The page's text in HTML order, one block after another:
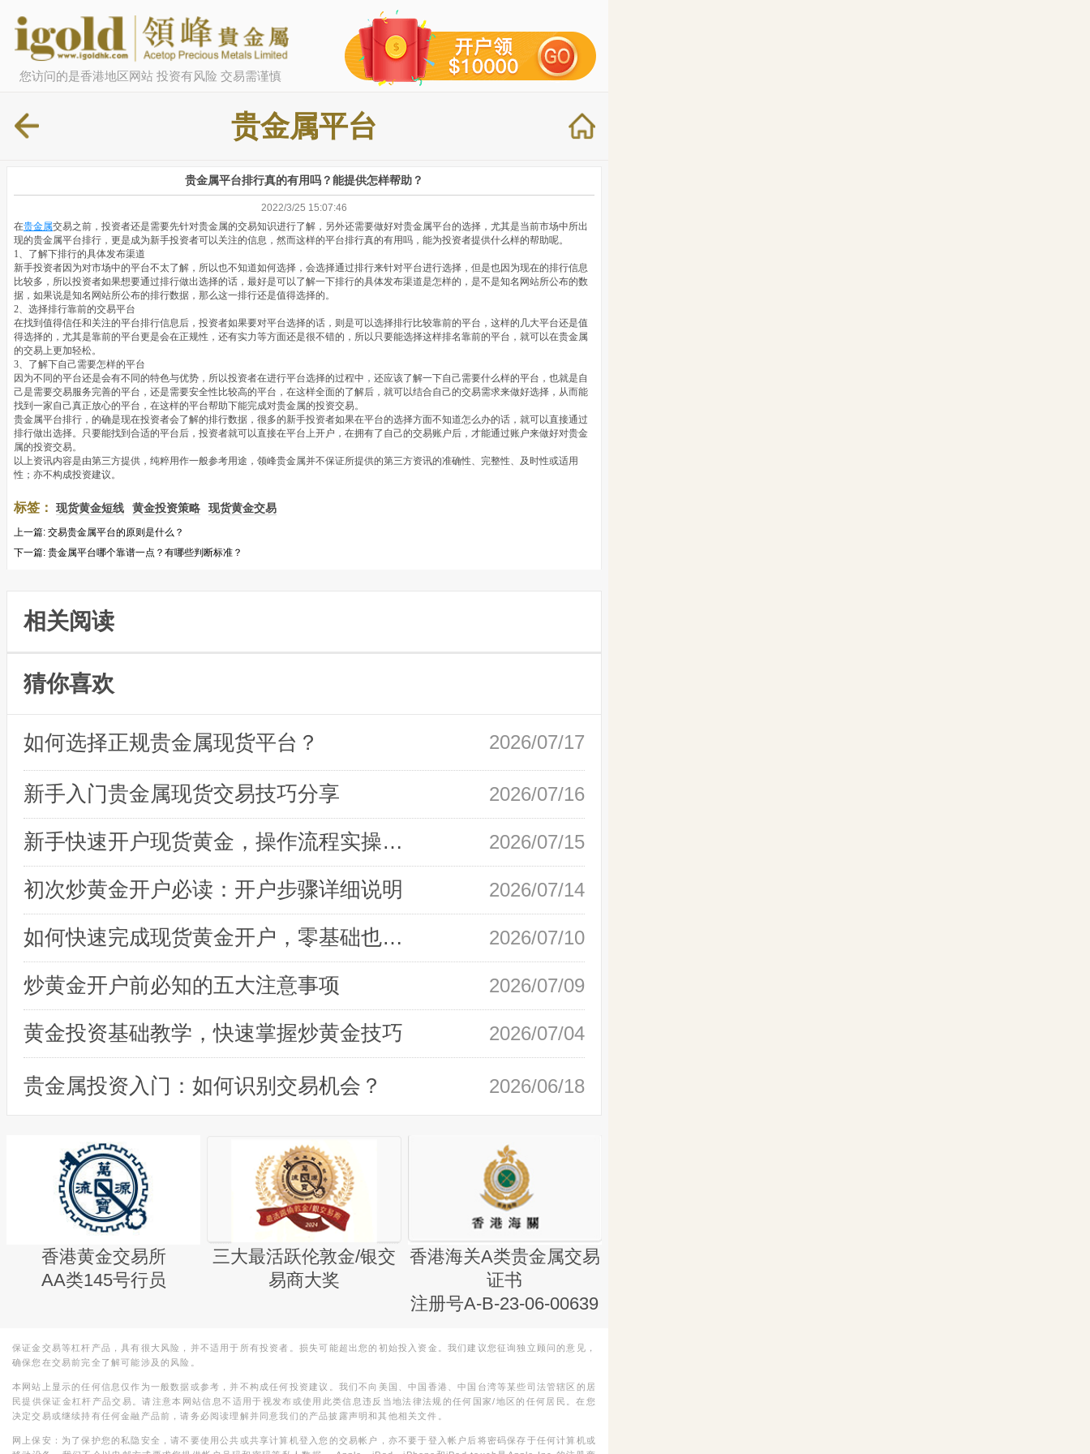
您访问的是香港地区网站 投资有风险 交易需谨慎
贵金属平台
贵金属平台排行真的有用吗？能提供怎样帮助？
2022/3/25 15:07:46
在贵金属交易之前，投资者还是需要先针对贵金属的交易知识进行了解，另外还需要做好对贵金属平台的选择，尤其是当前市场中所出
现的贵金属平台排行，更是成为新手投资者可以关注的信息，然而这样的平台排行真的有用吗，能为投资者提供什么样的帮助呢。
1、了解下排行的具体发布渠道
新手投资者因为对市场中的平台不太了解，所以也不知道如何选择，会选择通过排行来针对平台进行选择，但是也因为现在的排行信息
比较多，所以投资者如果想要通过排行做出选择的话，最好是可以了解一下排行的具体发布渠道是怎样的，是不是知名网站所公布的数
据，如果说是知名网站所公布的排行数据，那么这一排行还是值得选择的。
2、选择排行靠前的交易平台
在找到值得信任和关注的平台排行信息后，投资者如果要对平台选择的话，则是可以选择排行比较靠前的平台，这样的几大平台还是值
得选择的，尤其是靠前的平台更是会在正规性，还有实力等方面还是很不错的，所以只要能选择这样排名靠前的平台，就可以在贵金属
的交易上更加轻松。
3、了解下自己需要怎样的平台
因为不同的平台还是会有不同的特色与优势，所以投资者在进行平台选择的过程中，还应该了解一下自己需要什么样的平台，也就是自
己是需要交易服务完善的平台，还是需要安全性比较高的平台，在这样全面的了解后，就可以结合自己的交易需求来做好选择，从而能
找到一家自己真正放心的平台，在这样的平台帮助下能完成对贵金属的投资交易。
贵金属平台排行，的确是现在投资者会了解的排行数据，很多的新手投资者如果在平台的选择方面不知道怎么办的话，就可以直接通过
排行做出选择。只要能找到合适的平台后，投资者就可以直接在平台上开户，在拥有了自己的交易账户后，才能通过账户来做好对贵金
属的投资交易。
以上资讯内容是由第三方提供，纯粹用作一般参考用途，领峰贵金属并不保证所提供的第三方资讯的准确性、完整性、及时性或适用
性；亦不构成投资建议。
标签： 现货黄金短线 黄金投资策略 现货黄金交易
上一篇: 交易贵金属平台的原则是什么？
下一篇: 贵金属平台哪个靠谱一点？有哪些判断标准？
相关阅读
猜你喜欢
如何选择正规贵金属现货平台？ 2026/07/17
新手入门贵金属现货交易技巧分享 2026/07/16
新手快速开户现货黄金，操作流程实操详解 2026/07/15
初次炒黄金开户必读：开户步骤详细说明 2026/07/14
如何快速完成现货黄金开户，零基础也能轻松上手 2026/07/10
炒黄金开户前必知的五大注意事项 2026/07/09
黄金投资基础教学，快速掌握炒黄金技巧 2026/07/04
贵金属投资入门：如何识别交易机会？ 2026/06/18
香港黄金交易所
AA类145号行员
三大最活跃伦敦金/银交
易商大奖
香港海关A类贵金属交易
证书
注册号A-B-23-06-00639
保证金交易等杠杆产品，具有很大风险，并不适用于所有投资者。损失可能超出您的初始投入资金。我们建议您征询独立顾问的意见，
确保您在交易前完全了解可能涉及的风险。
本网站上显示的任何信息仅作为一般数据或参考，并不构成任何投资建议。我们不向美国、中国香港、中国台湾等某些司法管辖区的居
民提供保证金杠杆产品交易。请注意本网站信息不适用于视发布或使用此类信息违反当地法律法规的任何国家/地区的任何居民。在您
决定交易或继续持有任何金融产品前，请务必阅读理解并同意我们的产品披露声明和其他相关文件。
网上保安：为了保护您的私隐安全，请不要使用公共或共享计算机登入您的交易帐户，亦不要于登入帐户后将密码保存于任何计算机或